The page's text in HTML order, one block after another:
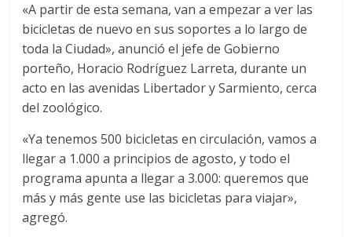
«A partir de esta semana, van a empezar a ver las
bicicletas de nuevo en sus soportes a lo largo de
toda la Ciudad», anunció el jefe de Gobierno
porteño, Horacio Rodríguez Larreta, durante un
acto en las avenidas Libertador y Sarmiento, cerca
del zoológico.
«Ya tenemos 500 bicicletas en circulación, vamos a
llegar a 1.000 a principios de agosto, y todo el
programa apunta a llegar a 3.000: queremos que
más y más gente use las bicicletas para viajar»,
agregó.